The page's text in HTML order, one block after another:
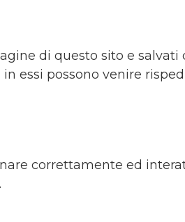
di questo sito e
essi possono venire
correttamente ed